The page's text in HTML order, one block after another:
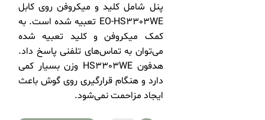
پنل شامل کلید و میکروفن روی کابل
EO-HS3303WE تعبیه شده است. به
کمک میکروفن و کلید تعبیه شده
می‌توان به تماس‌های تلفنی پاسخ داد.
هدفون HS3303WE وزن بسیار کمی
دارد و هنگام قرارگیری روی گوش باعث
ایجاد مزاحمت نمی‌شود.